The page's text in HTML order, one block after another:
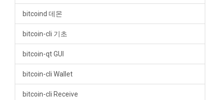
bitcoind 데몬
bitcoin-cli 기초
bitcoin-qt GUI
bitcoin-cli Wallet
bitcoin-cli Receive